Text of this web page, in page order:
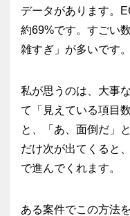
データがあります。
約69%です。すごい
雑すぎ」が多いです。
私が思うのは、大事
て「見えている項目
と、「あ、面倒だ」
だけ次が出てくると
で進んでくれます。
ある案件でこの方法